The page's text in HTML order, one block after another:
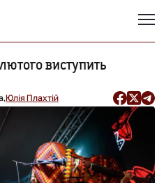
виступить
Юлія Плахтій